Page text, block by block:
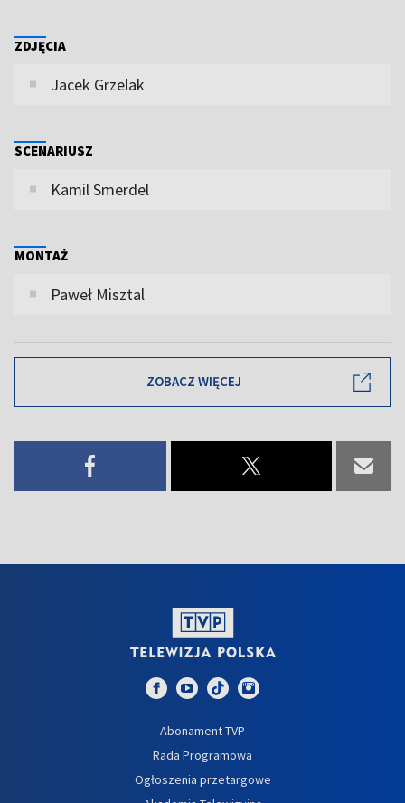
ZDJĘCIA
Jacek Grzelak
SCENARIUSZ
Kamil Smerdel
MONTAŻ
Paweł Misztal
ZOBACZ WIĘCEJ
Abonament TVP
Rada Programowa
Ogłoszenia przetargowe